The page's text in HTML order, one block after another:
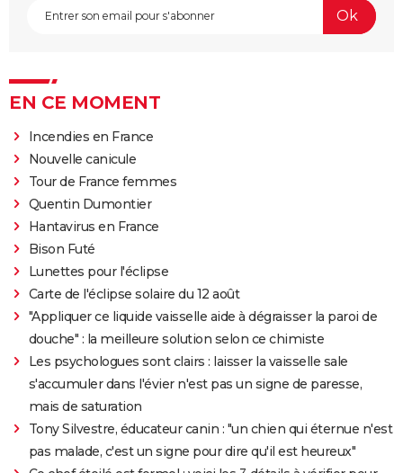
EN CE MOMENT
Incendies en France
Nouvelle canicule
Tour de France femmes
Quentin Dumontier
Hantavirus en France
Bison Futé
Lunettes pour l'éclipse
Carte de l'éclipse solaire du 12 août
"Appliquer ce liquide vaisselle aide à dégraisser la paroi de
douche" : la meilleure solution selon ce chimiste
Les psychologues sont clairs : laisser la vaisselle sale
s'accumuler dans l'évier n'est pas un signe de paresse,
mais de saturation
Tony Silvestre, éducateur canin : "un chien qui éternue n'est
pas malade, c'est un signe pour dire qu'il est heureux"